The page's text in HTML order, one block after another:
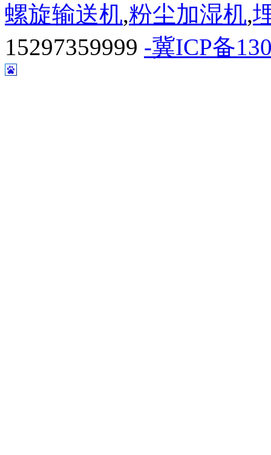
螺旋输送机,粉尘加湿机,
15297359999 -冀ICP备